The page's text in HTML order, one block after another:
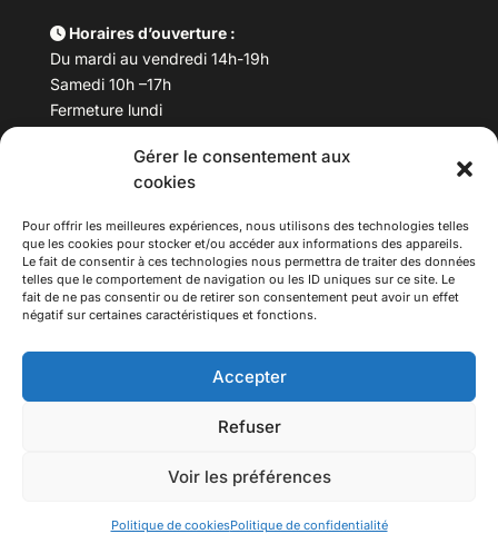
Gérer le consentement aux
cookies
Pour offrir les meilleures expériences, nous utilisons des technologies telles
que les cookies pour stocker et/ou accéder aux informations des appareils.
Le fait de consentir à ces technologies nous permettra de traiter des données
telles que le comportement de navigation ou les ID uniques sur ce site. Le
fait de ne pas consentir ou de retirer son consentement peut avoir un effet
négatif sur certaines caractéristiques et fonctions.
Accepter
Refuser
Voir les préférences
Politique de cookiesPolitique de confidentialité
Horaires d’ouverture :
Du mardi au vendredi 14h-19h
Samedi 10h –17h
Fermeture lundi
Téléphone : 04 78 53 06 40
maisondesculturesasiatiques@asiexpo.com
Tous droits réservés.